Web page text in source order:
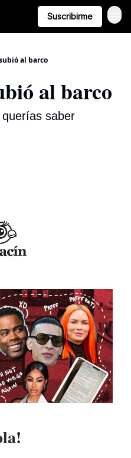
Suscribirme
al barco
al barco
saber